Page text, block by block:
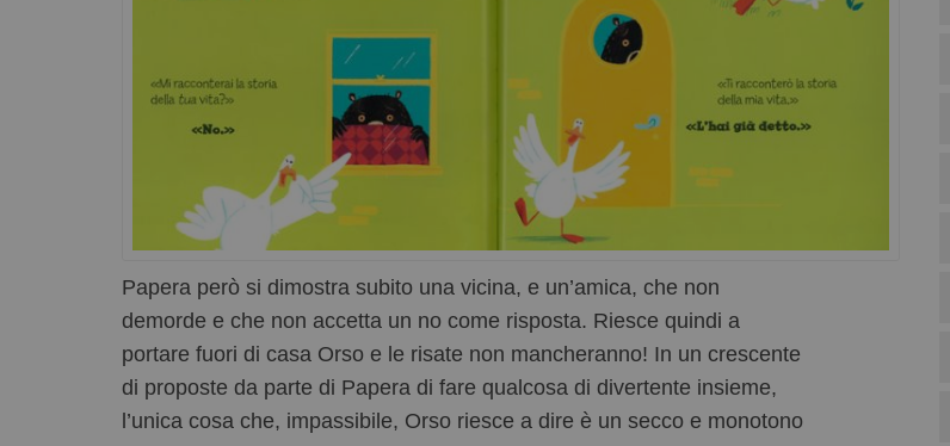
Papera però si dimostra subito una vicina, e un’amica, che non
demorde e che non accetta un no come risposta. Riesce quindi a
portare fuori di casa Orso e le risate non mancheranno! In un crescente
di proposte da parte di Papera di fare qualcosa di divertente insieme,
l’unica cosa che, impassibile, Orso riesce a dire è un secco e monotono